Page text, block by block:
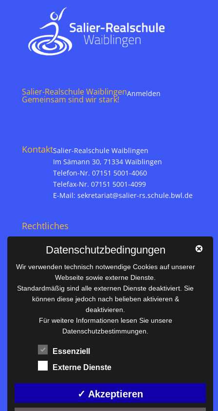
Salier-Realschule Waiblingen
Gemeinsam sind wir stark!
Anmelden
KontaktSalier-Realschule Waiblingen
Im Sämann 30, 71334 Waiblingen
Telefon-Nr. 07151 5001-4060
Telefax-Nr. 07151 5001-4099
E-Mail: sekretariat@salier-rs.schule.bwl.de
Rechtliches
Datenschutz
Nützliches
Vertretungsplan
Unterrichtszeiten
Downloadbereich
Terminkalender
Termine AKTUELL
Datenschutzbedingungen
Wir verwenden technisch notwendige Cookies auf unserer
Webseite sowie externe Dienste.
Standardmäßig sind alle externen Dienste deaktiviert. Sie
können diese jedoch nach belieben aktivieren &
deaktivieren.
Für weitere Informationen lesen Sie unsere
Datenschutzbestimmungen.
Essenziell
Externe Dienste
✓ Akzeptieren